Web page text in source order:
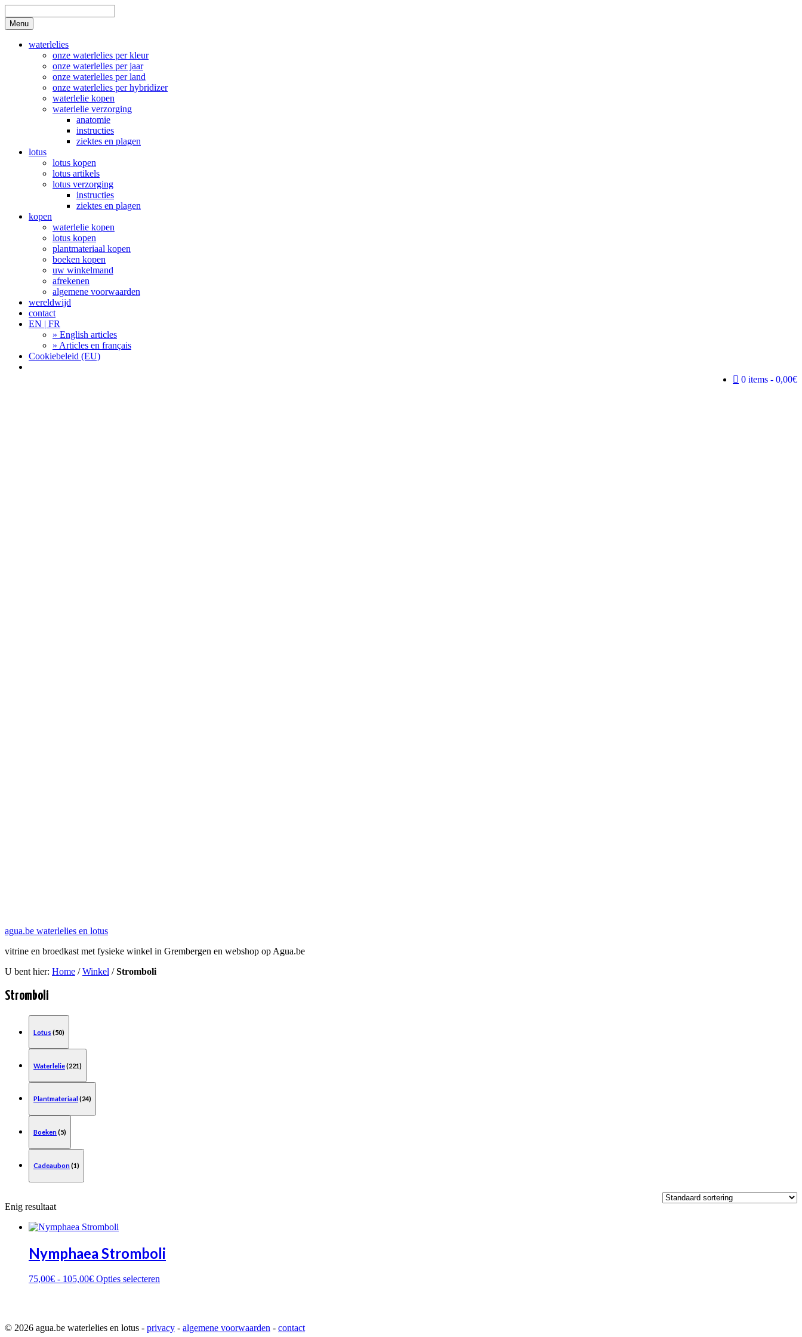
to
content
Search
Menu
waterlelies
onze waterlelies per kleur
onze waterlelies per jaar
onze waterlelies per land
onze waterlelies per hybridizer
waterlelie kopen
waterlelie verzorging
anatomie
instructies
ziektes en plagen
lotus
lotus kopen
lotus artikels
lotus verzorging
instructies
ziektes en plagen
kopen
waterlelie kopen
lotus kopen
plantmateriaal kopen
boeken kopen
uw winkelmand
afrekenen
algemene voorwaarden
wereldwijd
contact
EN | FR
» English articles
» Articles en français
Cookiebeleid (EU)
0 items
0,00€
agua.be waterlelies en lotus
vitrine en broedkast met fysieke winkel in Grembergen en webshop op Agua.be
U bent hier: Home /Winkel /Stromboli
Stromboli
Lotus (50)
Waterlelie(221)
Plantmateriaal (24)
Boeken(5)
Cadeaubon(1)
Enig resultaat
Nymphaea Stromboli
75,00€ - 105,00€Prijsklasse:
Opties selecteren
Deze
© 2026 agua.be waterlelies en lotus - privacy - algemene voorwaarden - contact